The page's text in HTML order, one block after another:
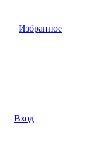
Избранное
Вход